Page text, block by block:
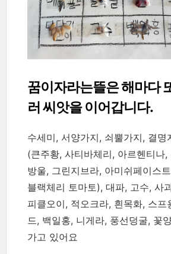
꿈이자라는뜰은 해마다
러 씨앗을 이어갑니다.
수세미, 서양가지, 쇠뿔가지, 결명
(큰주황, 사티바체리, 아르헨티나,
방울, 그린지브라, 아미쉬페이스
블랙체리 토마토), 대파, 고수, 사
피클오이, 적오크라, 흰목화, 스프
드, 백일홍, 니게라, 풍선덩굴, 꽃
가고 있어요